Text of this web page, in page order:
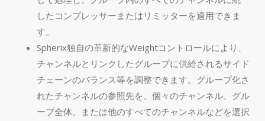
したコンプレッサーまたはリミッターを適用できま
す。
Spherix独自の革新的なWeightコントロールにより、
チャンネルとリンクしたグループに供給されるサイド
チェーンのバランス等を調整できます。グループ化さ
れたチャンネルの参照先を、個々のチャンネル、グル
ープ全体、または他のすべてのチャンネルなどを選択